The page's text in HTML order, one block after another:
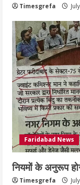
Timesgrefa
Faridabad News
नियमों के अनुरूप
Timesgrefa